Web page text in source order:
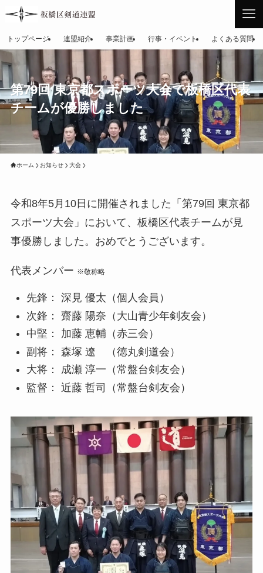
トップページ 連盟紹介 事業計画 行事・イベント よくある質問
第79回 東京都スポーツ大会で板橋区代表
チームが優勝しました
ホーム お知らせ 大会
令和8年5月10日に開催されました「第79回 東京都
スポーツ大会」において、板橋区代表チームが見
事優勝しました。おめでとうございます。
代表メンバー ※敬称略
先鋒： 深見 優太（個人会員）
次鋒： 齋藤 陽奈（大山青少年剣友会）
中堅： 加藤 恵輔（赤三会）
副将： 森塚 遼 （徳丸剣道会）
大将： 成瀬 淳一（常盤台剣友会）
監督： 近藤 哲司（常盤台剣友会）